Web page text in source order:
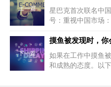
上一篇
星巴克首次联名中
号：重视中国市场
下一篇
摸鱼被发现时，你
如果在工作中摸鱼
和成熟的态度。以